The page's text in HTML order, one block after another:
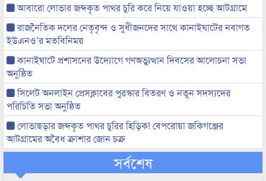
আবারো লোভার জব্দকৃত পাথর চুরি করে নিয়ে যাওয়া হচ্ছে আটগ্রামে
রাজনৈতিক দলের নেতৃবৃন্দ ও সুধীজনদের সাথে কানাইঘাটের নবাগত
ইউএনও’র মতবিনিময়
কানাইঘাটে প্রশাসনের উদ্যোগে গণঅভ্যুত্থান দিবসের আলোচনা সভা
অনুষ্ঠিত
সিলেট অনলাইন প্রেসক্লাবের পুরস্কার বিতরণ ও নতুন সদস্যদের
পরিচিতি সভা অনুষ্ঠিত
লোভাছড়ার জব্দকৃত পাথর চুরির হিড়িক! বেপরোয়া জকিগঞ্জের
আটগ্রামের অবৈধ ক্রাশার জোন চক্র
সর্বশেষ